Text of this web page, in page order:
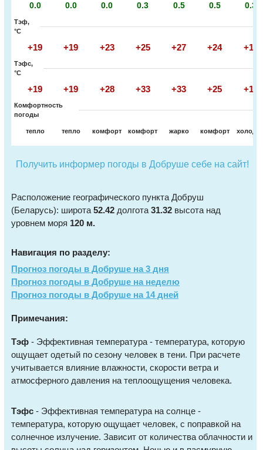
0.0 0.0 0.0 0.3 0.5 0.5 0.3
Тэф,
°C
+19 +19 +23 +25 +27 +24 +19
Тэфс,
°C
+19 +19 +28 +33 +33 +25 +19
Комфортность
погоды
тепло тепло комфорт комфорт жарко комфорт
Получить информер погоды в Добруше себе на сайт!
Расположение географического пункта Добруш
(Беларусь): широта 52.42 долгота 31.32 высота над
уровнем моря 120 м.
Навигация по разделу:
Прогноз погоды в Добруше на 3 дня
Прогноз погоды в Добруше на неделю
Прогноз погоды в Добруше на 14 дней
Примечания:
Тэф - Эффективная температура - температура, которую
ощущает одетый по сезону человек в тени. При расчете
учитывается влияние влажности, скорости ветра и
атмосферного давления на теплоощущения человека.
Тэфс - Эффективная температура на солнце -
температура, которую ощущает человек, с поправкой на
солнечное излучение. Зависит от количества облачности и